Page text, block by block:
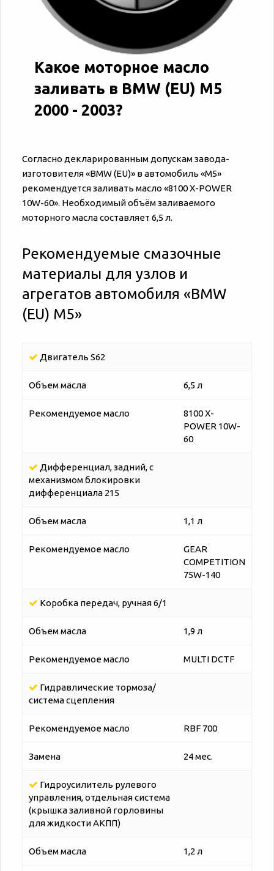
Какое моторное масло
заливать в BMW (EU) M5
2000 - 2003?
Согласно декларированным допускам завода-
изготовителя «‎‎BMW (EU)» в автомобиль «‎‎M5»
рекомендуется заливать масло «8100 X-POWER
10W-60». Необходимый объём заливаемого
моторного масла составляет 6,5 л.
Рекомендуемые смазочные
материалы для узлов и
агрегатов автомобиля «‎‎BMW
(EU) M5»
Двигатель S62
Объем масла 6,5 л
Рекомендуемое масло
8100 X-
POWER 10W-
60
Дифференциал, задний, с
механизмом блокировки
дифференциала 215
Объем масла 1,1 л
Рекомендуемое масло
GEAR
COMPETITION
75W-140
Коробка передач, ручная 6/1
Объем масла 1,9 л
Рекомендуемое масло MULTI DCTF
Гидравлические тормоза/
система сцепления
Рекомендуемое масло RBF 700
Замена 24 мес.
Гидроусилитель рулевого
управления, отдельная система
(крышка заливной горловины
для жидкости АКПП)
Объем масла 1,2 л